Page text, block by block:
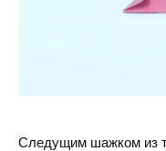
Следущим шажком из